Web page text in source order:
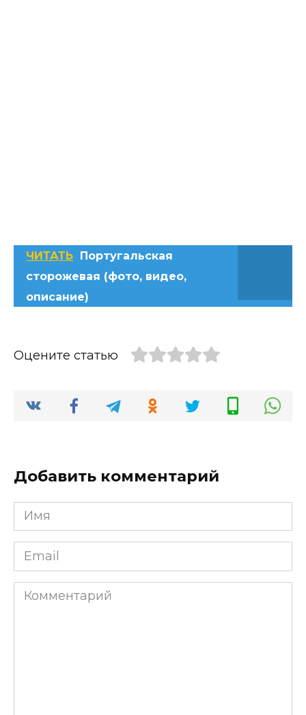
ЧИТАТЬ Португальская
сторожевая (фото, видео,
описание)
Оцените статью
Добавить комментарий
Имя
*
Email
*
Комментарий